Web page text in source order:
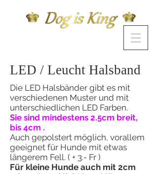
LED / Leucht Halsband
Die LED Halsbänder gibt es mit
verschiedenen Muster und mit
unterschiedlichen LED Farben.
Sie sind mindestens 2.5cm breit,
bis 4cm .
Auch gepolstert möglich, vorallem
geeignet für Hunde mit etwas
längerem Fell. ( + 3.- Fr )
Für kleine Hunde auch mit 2cm